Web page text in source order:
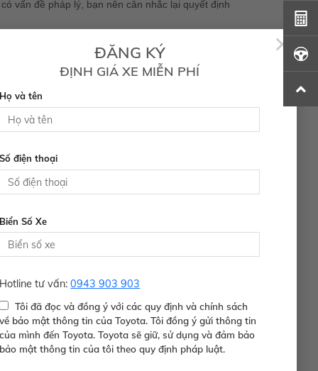
ĐĂNG KÝ
ĐỊNH GIÁ XE MIỄN PHÍ
Họ và tên
Số điện thoại
Biển Số Xe
Hotline tư vấn:0943 903 903
Tôi đã đọc và đồng ý với các quy định và chính sách
về bảo mật thông tin của Toyota. Tôi đồng ý gửi thông tin
của mình đến Toyota. Toyota sẽ giữ, sử dụng và đảm bảo
bảo mật thông tin của tôi theo quy định pháp luật.
×
vấn đề pháp lý, bạn nên cân nhắc lại quyết định
đề gì liên quan đến tài chính hay pháp lý với chiếc
thử ở nhiều địa hình và tốc độ khác nhau để
thanh, và các tiện ích khác. Đảm bảo rằng mọi
qua các trung gian. Mỗi phương thức đều có
cậy. Người bán chính chủ thường hiểu rõ về lịch